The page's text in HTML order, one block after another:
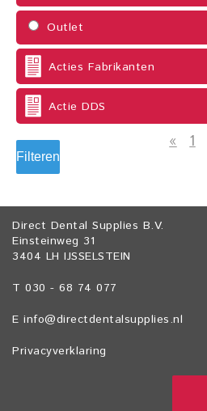
Outlet
Acties Fabrikanten
Actie DDS
Filteren
« 1
Direct Dental Supplies B.V.
Einsteinweg 31
3404 LH IJSSELSTEIN
T 030 - 68 74 077
E info@directdentalsupplies.nl
Privacyverklaring